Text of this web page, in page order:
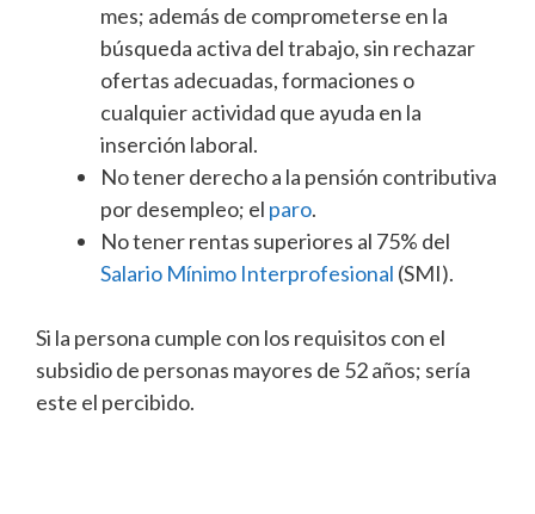
mes; además de comprometerse en la
búsqueda activa del trabajo, sin rechazar
ofertas adecuadas, formaciones o
cualquier actividad que ayuda en la
inserción laboral.
No tener derecho a la pensión contributiva
por desempleo; el paro.
No tener rentas superiores al 75% del
Salario Mínimo Interprofesional (SMI).
Si la persona cumple con los requisitos con el
subsidio de personas mayores de 52 años; sería
este el percibido.